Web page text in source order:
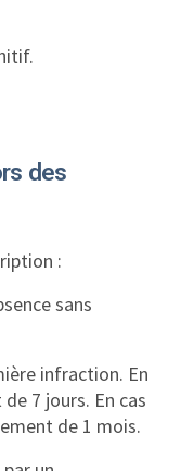
des
:
sans
infraction. En
7 jours. En cas
de 1 mois.